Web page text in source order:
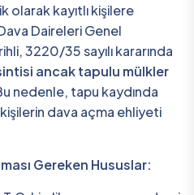
olarak kayıtlı kişilere
Daireleri Genel
3220/35 sayılı kararında
ancak tapulu mülkler
nedenle, tapu kaydında
dava açma ehliyeti
Gereken Hususlar: